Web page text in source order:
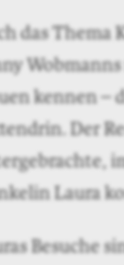
das Thema
kennen –
Der
Laura
Besuche